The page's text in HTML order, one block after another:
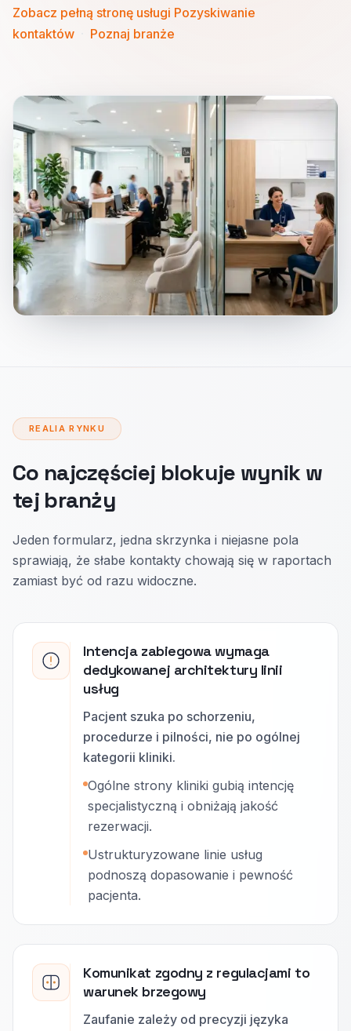
Zobacz pełną stronę usługi Pozyskiwanie
kontaktów
Poznaj branże
REALIA RYNKU
Co najczęściej blokuje wynik w
tej branży
Jeden formularz, jedna skrzynka i niejasne pola
sprawiają, że słabe kontakty chowają się w raportach
zamiast być od razu widoczne.
Intencja zabiegowa wymaga
dedykowanej architektury linii
usług
Pacjent szuka po schorzeniu,
procedurze i pilności, nie po ogólnej
kategorii kliniki.
Ogólne strony kliniki gubią intencję
specjalistyczną i obniżają jakość
rezerwacji.
Ustrukturyzowane linie usług
podnoszą dopasowanie i pewność
pacjenta.
Komunikat zgodny z regulacjami to
warunek brzegowy
Zaufanie zależy od precyzji języka